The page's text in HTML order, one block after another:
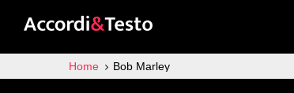
Home Bob Marley